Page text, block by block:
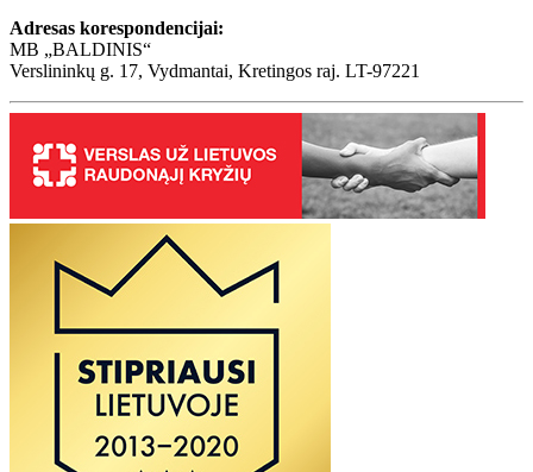
Adresas korespondencijai:
MB „BALDINIS“
Verslininkų g. 17, Vydmantai, Kretingos raj. LT-97221